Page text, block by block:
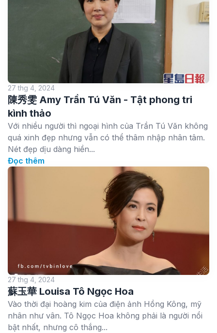
27 thg 4, 2024
陳秀雯 Amy Trần Tú Văn - Tật phong tri
kình thảo
Với nhiều người thì ngoại hình của Trần Tú Văn không
quá xinh đẹp nhưng vẫn có thể thâm nhập nhân tâm.
Nét đẹp dịu dàng hiền...
Đọc thêm
27 thg 4, 2024
蘇玉華 Louisa Tô Ngọc Hoa
Vào thời đại hoàng kim của điện ảnh Hồng Kông, mỹ
nhân như vân. Tô Ngọc Hoa không phải là người nổi
bật nhất, nhưng cô thắng...